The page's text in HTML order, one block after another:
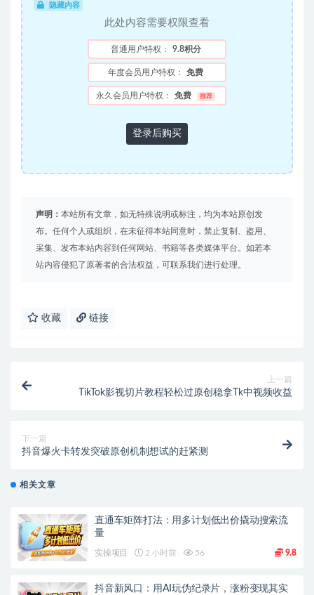
隐藏内容
此处内容需要权限查看
普通用户特权： 9.8积分
年度会员用户特权： 免费
永久会员用户特权： 免费 推荐
登录后购买
声明： 本站所有文章，如无特殊说明或标注，均为本站原创发
布。任何个人或组织，在未征得本站同意时，禁止复制、盗用、
采集、发布本站内容到任何网站、书籍等各类媒体平台。如若本
站内容侵犯了原著者的合法权益，可联系我们进行处理。
收藏 链接
上一篇
TikTok影视切片教程轻松过原创稳拿Tk中视频收益
下一篇
抖音爆火卡转发突破原创机制想试的赶紧测
相关文章
直通车矩阵打法：用多计划低出价撬动搜索流
量
实操项目 2 小时前 56 9.8
抖音新风口：用AI玩伪纪录片，涨粉变现其实